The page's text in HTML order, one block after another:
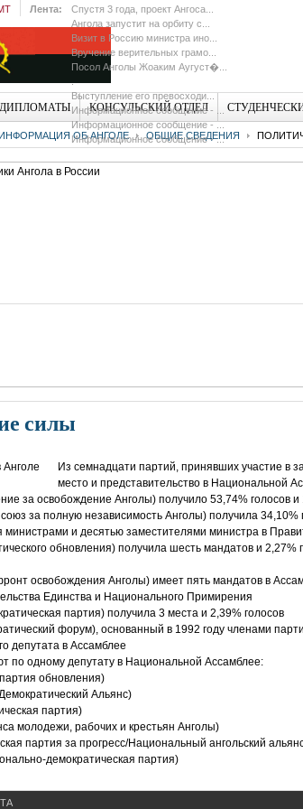
Лента:
Спустя 3 года, проект Ангоса...
Ангола запустит на орбиту с...
Визит в Россию министра ино...
Вручение верительных грамо...
Посол Анголы Жоаким Аугуст�...
.
Выступление его превосходи...
Информационное сообщение - ...
Информационное сообщение - ...
Информационное сообщение - ...
ДИПЛОМАТЫ КОНСУЛЬСКИЙ ОТДЕЛ
ИНФОРМАЦИЯ ОБ АНГОЛЕ ОБЩИЕ СВЕДЕНИЯ
силы
Из семнадцати партий, принявших участие в
место и представительство в Национальной
за освобождение Анголы) получило 53,74% голосов
за полную независимость Анголы) получила 34,10%
министрами и десятью заместителями министра в
обновления) получила шесть мандатов и
освобождения Анголы) имеет пять мандатов в
Единства и Национального Примирения
партия) получила 3 места и 2,39% голосов
форум), основанный в 1992 году членами
депутата в Ассамблее
по одному депутату в Национальной Ассамблее:
обновления)
Альянс)
партия)
молодежи, рабочих и крестьян Анголы)
партия за прогресс/Национальный ангольский
демократическая партия)